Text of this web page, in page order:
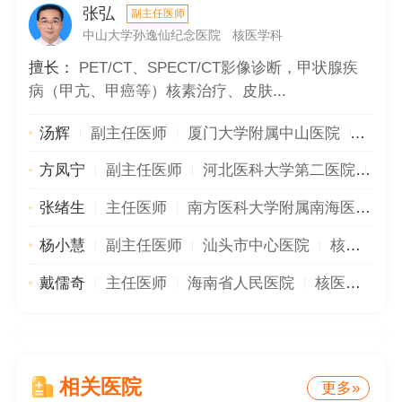
张弘 副主任医师
中山大学孙逸仙纪念医院 核医学科
擅长：
PET/CT、SPECT/CT影像诊断，甲状腺疾
病（甲亢、甲癌等）核素治疗、皮肤...
汤辉 副主任医师 厦门大学附属中山医院 核医
方凤宁 副主任医师 河北医科大学第二医院
张绪生 主任医师 南方医科大学附属南海医院
杨小慧 副主任医师 汕头市中心医院 核医学
戴儒奇 主任医师 海南省人民医院 核医学科
相关医院 更多»